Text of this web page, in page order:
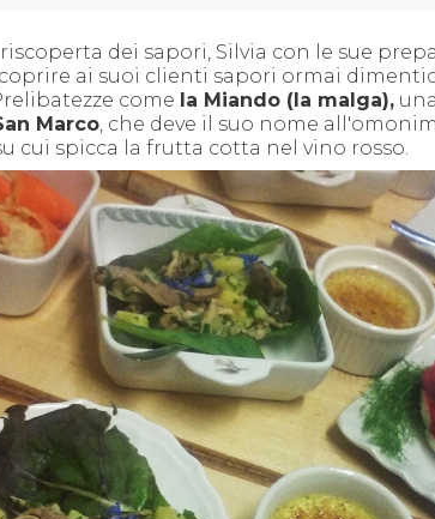
dei sapori, Silvia con le sue
ai suoi clienti sapori ormai
come la Miando (la malga),
Marco, che deve il suo nome
cui spicca la frutta cotta nel vino rosso.